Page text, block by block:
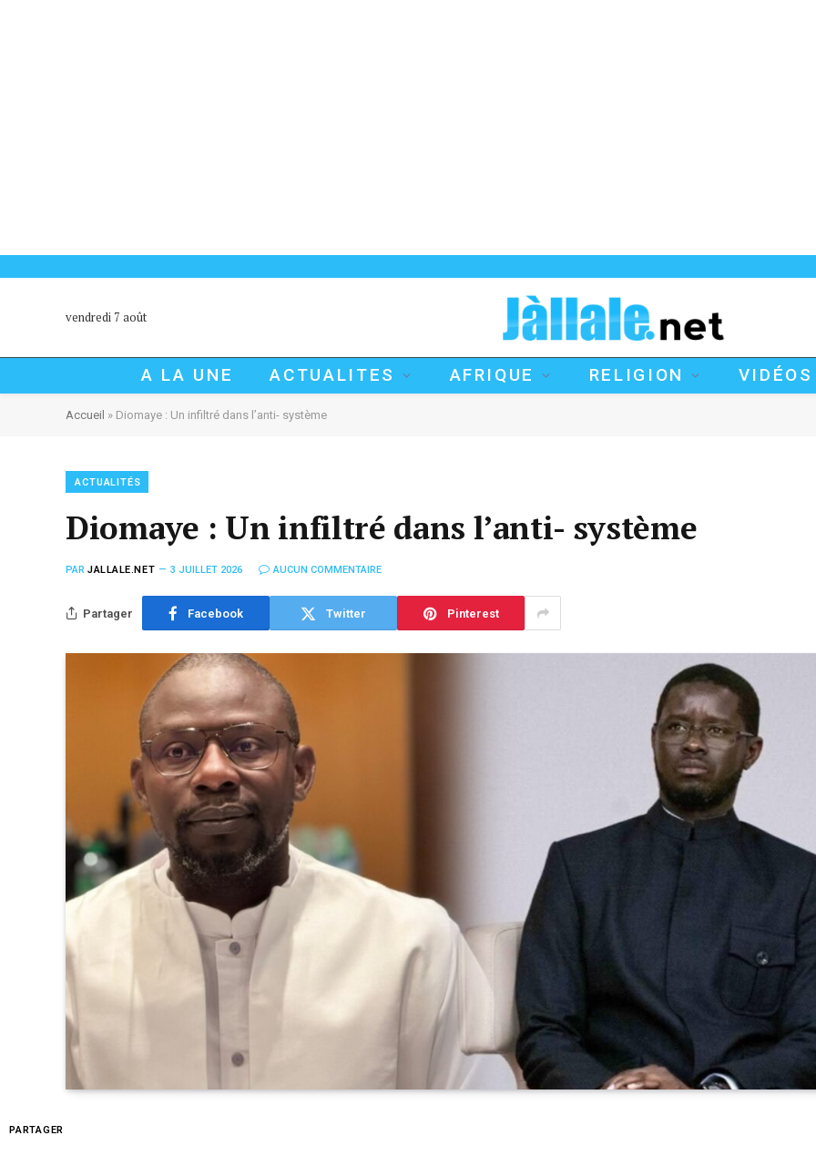
vendredi 7 août
A LA UNE ACTUALITES AFRIQUE RELIGION VIDÉOS
Accueil » Diomaye : Un infiltré dans l’anti- système
ACTUALITÉS
Diomaye : Un infiltré dans l’anti- système
PAR JALLALE.NET 3 JUILLET 2026 AUCUN COMMENTAIRE
Partager Facebook Twitter Pinterest
PARTAGER